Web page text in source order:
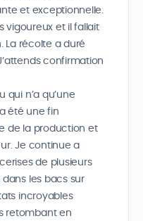
et exceptionnelle.
vigoureux et il fallait
La récolte a duré
confirmation
qui n’a qu’une
été une fin
de la production et
Je continue a
de plusieurs
les bacs sur
incroyables
retombant en